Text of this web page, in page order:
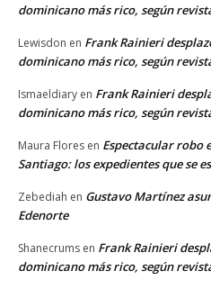
dominicano más rico, según
Lewisdon en Frank Rainieri
dominicano más rico, según
Ismaeldiary en Frank Rainieri
dominicano más rico, según
Maura Flores en Espectacular robo
Santiago: los expedientes que se
Zebediah en Gustavo Martínez
Edenorte
Shanecrums en Frank Rainieri
dominicano más rico, según